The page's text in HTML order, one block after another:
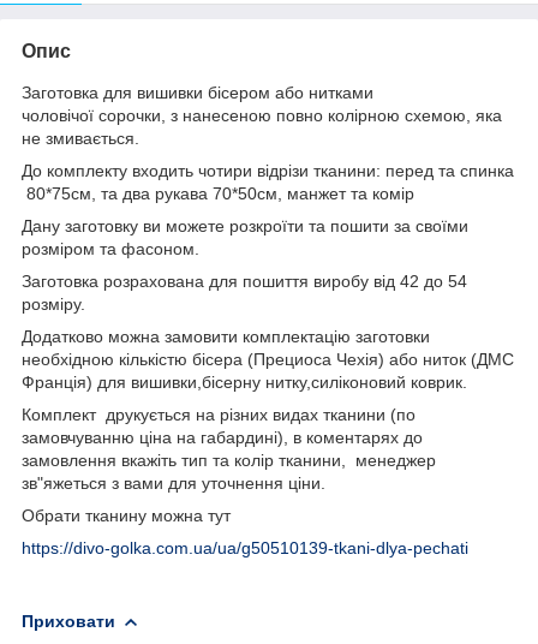
Опис
Заготовка для вишивки бісером або нитками
чоловічої сорочки, з нанесеною повно колірною схемою, яка
не змивається.
До комплекту входить чотири відрізи тканини: перед та спинка
80*75см, та два рукава 70*50см, манжет та комір
Дану заготовку ви можете розкроїти та пошити за своїми
розміром та фасоном.
Заготовка розрахована для пошиття виробу від 42 до 54
розміру.
Додатково можна замовити комплектацію заготовки
необхідною кількістю бісера (Прециоса Чехія) або ниток (ДМС
Франція) для вишивки,бісерну нитку,силіконовий коврик.
Комплект друкується на різних видах тканини (по
замовчуванню ціна на габардині), в коментарях до
замовлення вкажіть тип та колір тканини, менеджер
зв"яжеться з вами для уточнення ціни.
Обрати тканину можна тут
https://divo-golka.com.ua/ua/g50510139-tkani-dlya-pechati
Приховати